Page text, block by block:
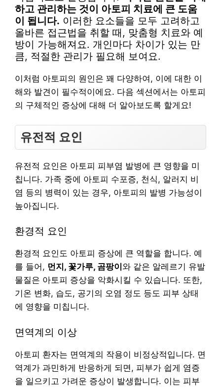
하고 관리하는 것이 아토피 치료에 큰 도움
이 됩니다. 이러한 요소들을 모두 고려하고
올바른 접근법을 취할 때, 맞춤형 치료와 예
방이 가능해져요. 개인마다 차이가 있는 만
큼, 적절한 관리가 필요해 보여요.
이처럼 아토피의 원인은 꽤 다양하여, 이에 대한 이
해와 발견이 필수적이에요. 다음 섹션에서는 아토피
의 구체적인 증상에 대해 더 알아보도록 할게요!
유전적 요인
유전적 요인은 아토피 피부염 발병에 큰 영향을 미
칩니다. 가족 중에 아토피 수포증, 천식, 알러지 비
염 등의 병력이 있는 경우, 아토피의 발병 가능성이
높아집니다.
환경적 요인
환경적 요인도 아토피 증상에 큰 역할을 합니다. 예
를 들어, 먼지, 꽃가루, 곰팡이 와 같은 알레르기 유발
물질은 아토피 증상을 악화시킬 수 있습니다. 또한,
기온 변화, 습도, 공기의 오염 정도 등도 피부 상태
에 영향을 미칩니다.
면역계의 이상
아토피 환자는 면역계의 작용이 비정상적입니다. 면
역계가 과민하게 반응하게 되면, 피부가 쉽게 염증
을 일으키고 가려운 증상이 발생합니다. 이는 피부